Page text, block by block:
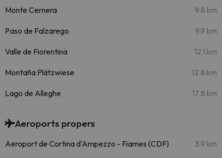
Monte Cernera 9.8 km
Paso de Falzarego 9.9 km
Valle de Fiorentina 12.1 km
Montaña Plätzwiese 12.8 km
Lago de Alleghe 17.8 km
Aeroports propers
Aeroport de Cortina d'Ampezzo - Fiames (CDF) 3.9 km